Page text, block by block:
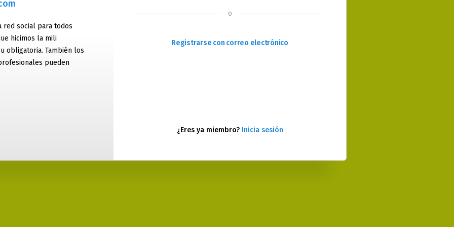
red social para todos
hicimos la mili
obligatoria. También los
pueden
o
Registrarse con correo electrónico
¿Eres ya miembro? Inicia sesión